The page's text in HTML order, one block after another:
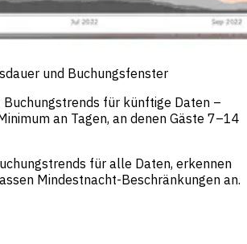
und Buchungsfenster
Buchungstrends für künftige Daten –
an Tagen, an denen Gäste 7–14
für alle Daten, erkennen
Mindestnacht-Beschränkungen an.